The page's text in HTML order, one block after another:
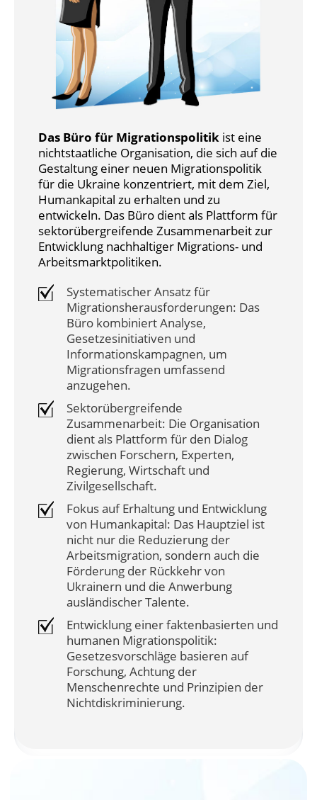
Das Büro für Migrationspolitikist eine
nichtstaatliche Organisation, die sich auf die
Gestaltung einer neuen Migrationspolitik
für die Ukraine konzentriert, mit dem Ziel,
Humankapital zu erhalten und zu
entwickeln. Das Büro dient als Plattform für
sektorübergreifende Zusammenarbeit zur
Entwicklung nachhaltiger Migrations- und
Arbeitsmarktpolitiken.
Systematischer Ansatz für
Migrationsherausforderungen: Das
Büro kombiniert Analyse,
Gesetzesinitiativen und
Informationskampagnen, um
Migrationsfragen umfassend
anzugehen.
Sektorübergreifende
Zusammenarbeit: Die Organisation
dient als Plattform für den Dialog
zwischen Forschern, Experten,
Regierung, Wirtschaft und
Zivilgesellschaft.
Fokus auf Erhaltung und Entwicklung
von Humankapital: Das Hauptziel ist
nicht nur die Reduzierung der
Arbeitsmigration, sondern auch die
Förderung der Rückkehr von
Ukrainern und die Anwerbung
ausländischer Talente.
Entwicklung einer faktenbasierten und
humanen Migrationspolitik:
Gesetzesvorschläge basieren auf
Forschung, Achtung der
Menschenrechte und Prinzipien der
Nichtdiskriminierung.